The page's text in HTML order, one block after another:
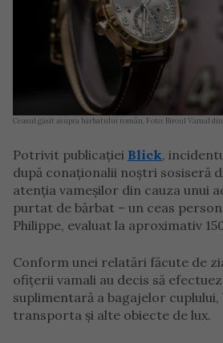
Ceasul găsit asupra bărbatului român. Foto: Biroul Vamal
Potrivit publicației Blick,
după conaționalii noștri sosiseră
atenția vameșilor din cauza unui
purtat de bărbat – un ceas
Philippe, evaluat la aproximativ
Conform unei relatări făcute de
ofițerii vamali au decis să
suplimentară a bagajelor cuplului,
transporta și alte obiecte de lux.